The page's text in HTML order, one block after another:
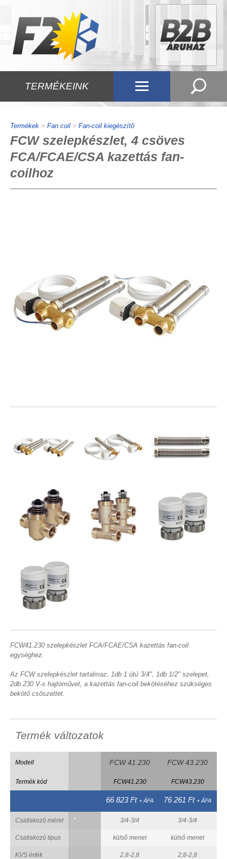
TERMÉKEINK
Termékek > Fan coil > Fan-coil kiegészítő
FCW szelepkészlet, 4 csöves
FCA/FCAE/CSA kazettás fan-
coilhoz
FCW41.230 szelepkészlet FCA/FCAE/CSA kazettás fan-coil
egységhez.
Az FCW szelepkészlet tartalmaz, 1db 1 útú 3/4", 1db 1/2" szelepet,
2db 230 V-s hajtóművet, a kazettás fan-coil bekötéséhez szükséges
bekötő csőszettet.
Termék változatok
Modell FCW 41.230 FCW 43.230
Termék kód FCW41.230 FCW43.230
66 823 Ft + ÁFA 76 261 Ft + ÁFA
Csatlakozó méret " 3/4-3/4 3/4-3/4
Csatlakozó típus külső menet külső menet
KVS érték 2,8-2,8 2,8-2,8